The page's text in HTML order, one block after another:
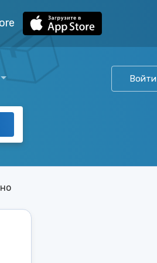
Войти